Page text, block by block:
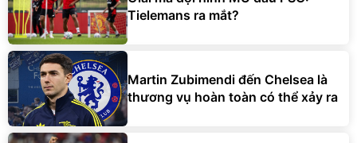
Tielemans ra mắt?
Martin Zubimendi đến Chelsea là
thương vụ hoàn toàn có thể xảy ra